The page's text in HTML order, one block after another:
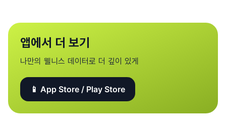
앱에서 더 보기
나만의 웰니스 데이터로 더 깊이 있게
📱 App Store / Play Store